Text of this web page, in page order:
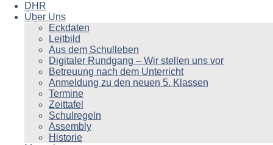
DHR
Über Uns
Eckdaten
Leitbild
Aus dem Schulleben
Digitaler Rundgang – Wir stellen uns vor
Betreuung nach dem Unterricht
Anmeldung zu den neuen 5. Klassen
Termine
Zeittafel
Schulregeln
Assembly
Historie